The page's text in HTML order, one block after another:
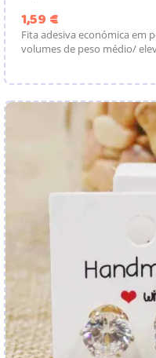
1,59 €
Fita adesiva económica em
volumes de peso médio/